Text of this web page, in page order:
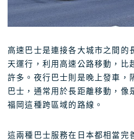
高速巴士是連接各大城市之間的
天運行，利用高速公路移動，比
許多。夜行巴士則是晚上發車，
巴士，通常用於長距離移動，像
福岡這種跨區域的路線。
這兩種巴士服務在日本都相當完